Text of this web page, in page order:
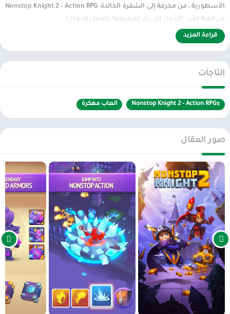
الأسطورية ، من مجرفة إلى الشفرة الخالدة: Nonstop Knight 2 – Action RPG
هي لعبة لعب الأدوار التي تم تصميمها بالفعل للجوال!
استكشف الزنزانة ، واجمع الأسلحة والدروع ، وتجنب الهجمات وأطلق النار
على كل شيء! ضوابط سهلة للغاية وبديهية ؛ لعبة سلسة للغاية وممتعة!
آر بي جي المحملة بالحركة مع اللعب الخامل: درع ملحمي ، رماة ، أقواس ،
مهارات فريدة. احتضن فارس روحك واستخدم مهاراتك في العمل لمحاربة
معارك الرؤساء الملحمية. أكشن آر بي جي في أفضل حالاتها من خلال
فبطلك الفارس يقاتل بمفرده ويعود لهزيمة الزعماء للحصول على نهب
تقدم لعبة Nonstop Knight 2 – Action RPG طريقة جديدة للحركة التي تلعب
دور الزاحف المحصن: لعبة الشطرنج الآلية The Knight لهزيمة موجات لا
تنتهي من الأعداء. اجعل فارسك الملحمي محاربًا روحيًا أو راميًا أسطوريًا
أو ساحرًا عظيمًا. أكمل المهام للحصول على غنائم ملحمية واطلب مكافآت
وألقاب فريدة.
ماذا بعد؟ أوضاع لعب مختلفة ، أحداث أسبوعية ، أسلوب لعب تعاوني ،
تحالفات / نقابات ، منافسة ، تقدم دون اتصال بالإنترنت وأكثر من ذلك بكثير!
قم بالتنزيل الآن ، وافتح البوابة ، وتغلب على فرسان منافسيك واستمتع
بمزيج مثالي من ألعاب تقمص الأدوار غير الرسمية ، واستراتيجية لعب
الأدوار المتشددة.
Nonstop Knight 2 – Action RPG مجاني للتنزيل واللعب ، ولكن يمكن أيضًا
قراءة المزيد
التاجات
Nonstop Knight 2 - Action RPGs العاب مهكرة
صور المقال